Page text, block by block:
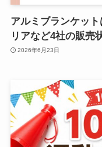
アルミブランケッ
リアなど4社の販売
2026年6月23日